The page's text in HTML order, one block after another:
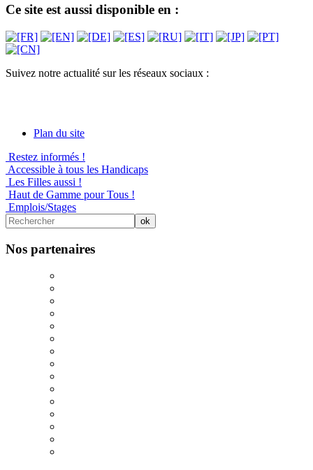
Ce site est aussi disponible en :
Suivez notre actualité sur les réseaux sociaux :
Plan du site
Restez informés !
Accessible à tous les Handicaps
Les Filles aussi !
Haut de Gamme pour Tous !
Emplois/Stages
Nos partenaires